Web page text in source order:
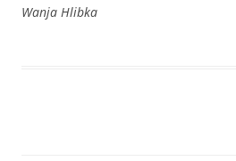
Wanja Hlibka